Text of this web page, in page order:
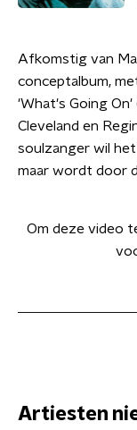
Afkomstig van
conceptalbum,
'What's Going
Cleveland en
soulzanger wil
maar wordt door
Om deze video
Artiesten